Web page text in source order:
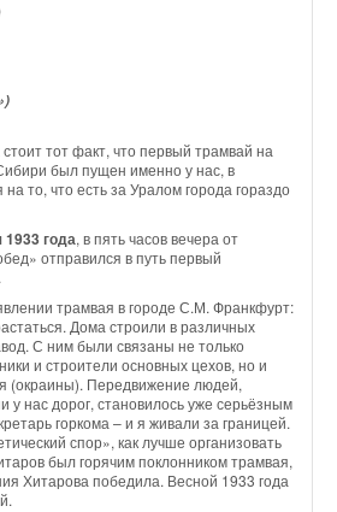
тот факт, что первый трамвай на
был пущен именно у нас, в
то, что есть за Уралом города гораздо
1933 года, в пять часов вечера от
отправился в путь первый
трамвая в городе С.М. Франкфурт:
Дома строили в различных
С ним были связаны не только
и строители основных цехов, но и
(окраины). Передвижение людей,
у нас дорог, становилось уже серьёзным
горкома – и я живали за границей.
спор», как лучше организовать
был горячим поклонником трамвая,
Хитарова победила. Весной 1933 года